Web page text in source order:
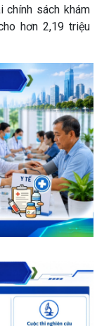
chính sách khám
hơn 2,19 triệu